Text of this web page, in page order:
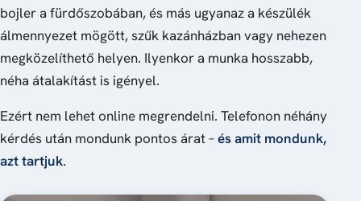
bojler a fürdőszobában, és más ugyanaz a készülék
álmennyezet mögött, szűk kazánházban vagy nehezen
megközelíthető helyen. Ilyenkor a munka hosszabb,
néha átalakítást is igényel.
Ezért nem lehet online megrendelni. Telefonon néhány
kérdés után mondunk pontos árat –és amit mondunk,
azt tartjuk.